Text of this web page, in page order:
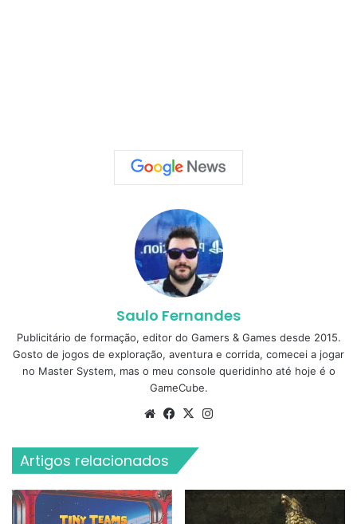
Saulo Fernandes
Publicitário de formação, editor do Gamers & Games desde 2015.
Gosto de jogos de exploração, aventura e corrida, comecei a jogar
no Master System, mas o meu console queridinho até hoje é o
GameCube.
WebsiteFacebook
X
Artigos relacionados